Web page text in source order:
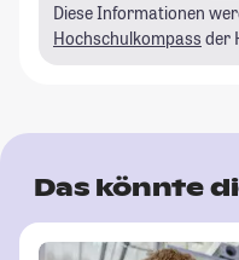
Diese Informationen
Hochschulkompass der
Das könnte